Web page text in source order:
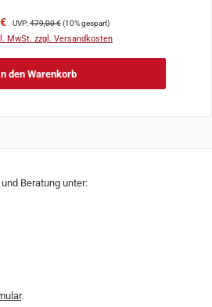
Regulärer Preis:
UVP:479,00 €(10% gespart)
MwSt. zzgl. Versandkosten
den Warenkorb
Beratung unter:
.